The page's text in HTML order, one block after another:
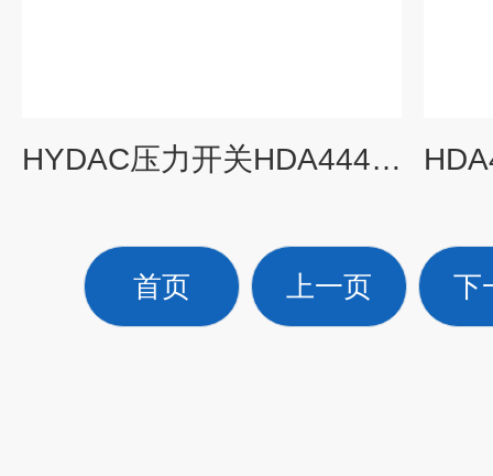
HYDAC压力开关HDA4445-A-060-000选择
首页 上一页 下